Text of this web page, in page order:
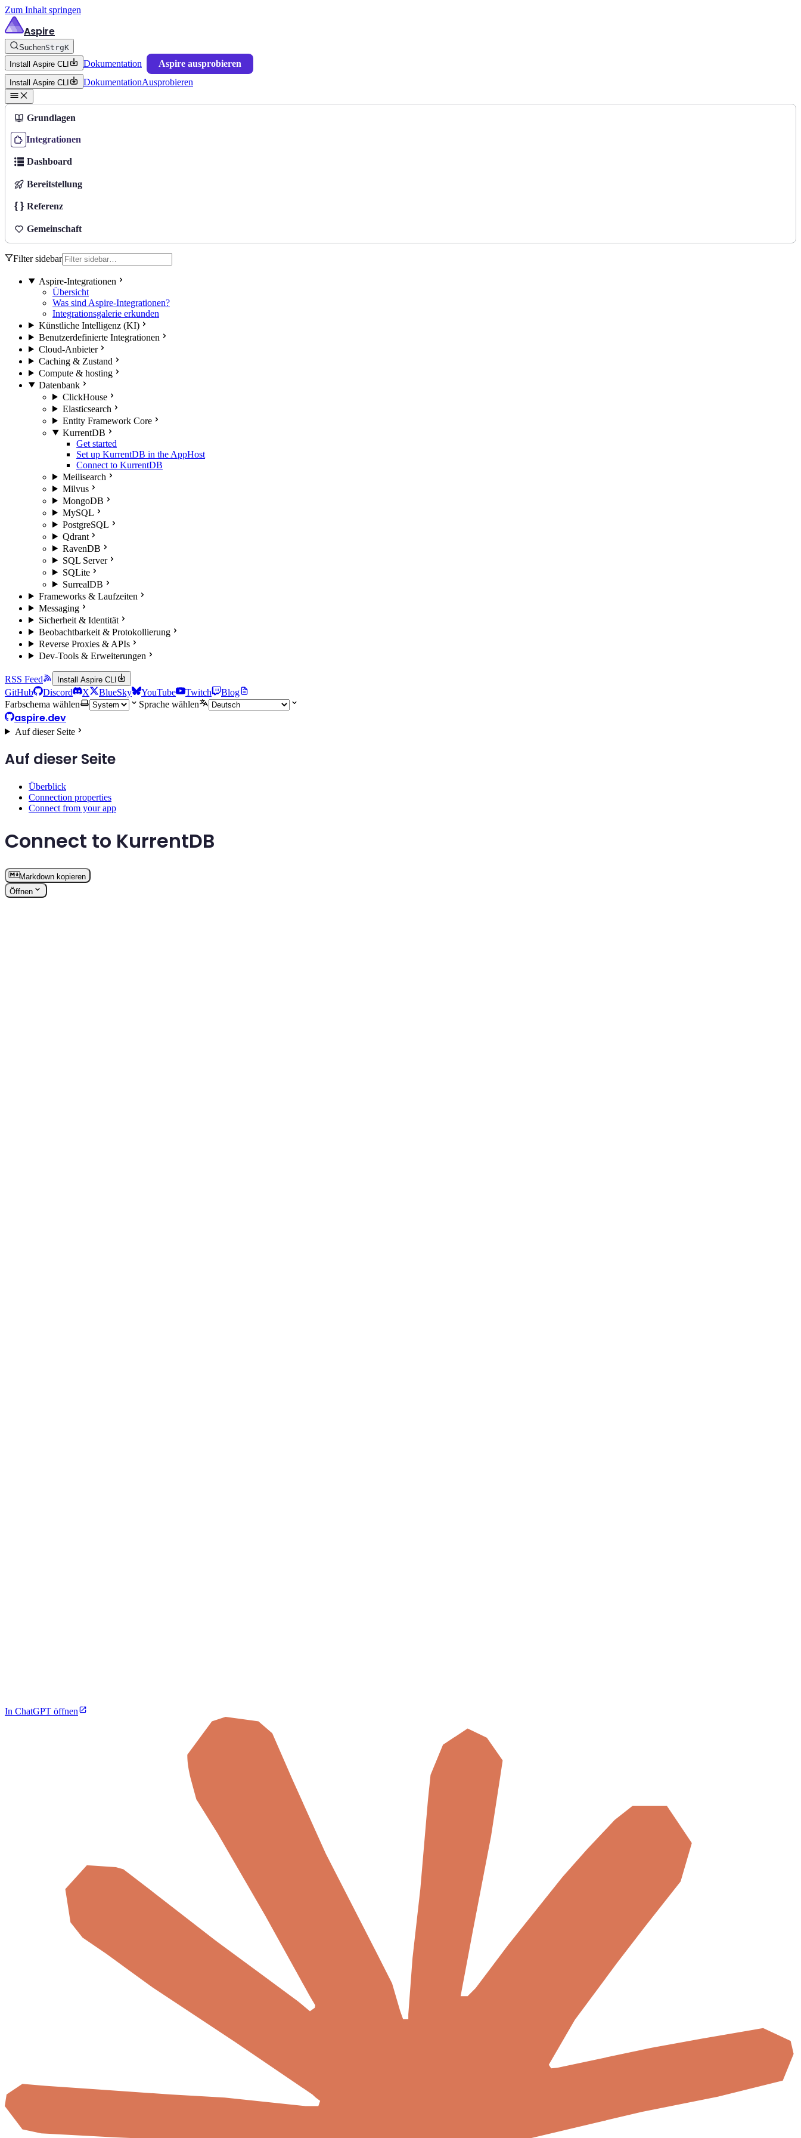
Zum Inhalt springen
Aspire
SuchenStrgK
Install Aspire CLI
Dokumentation Aspire ausprobieren
Install Aspire CLI DokumentationAusprobieren
Grundlagen
Integrationen
Dashboard
Bereitstellung
Referenz
Gemeinschaft
Filter sidebar
Aspire-Integrationen
Übersicht
Was sind Aspire-Integrationen?
Integrationsgalerie erkunden
Künstliche Intelligenz (KI)
Benutzerdefinierte Integrationen
Cloud-Anbieter
Caching & Zustand
Compute & hosting
Datenbank
ClickHouse
Elasticsearch
Entity Framework Core
KurrentDB
Get started
Set up KurrentDB in the AppHost
Connect to KurrentDB
Meilisearch
Milvus
MongoDB
MySQL
PostgreSQL
Qdrant
RavenDB
SQL Server
SQLite
SurrealDB
Frameworks & Laufzeiten
Messaging
Sicherheit & Identität
Beobachtbarkeit & Protokollierung
Reverse Proxies & APIs
Dev-Tools & Erweiterungen
RSS Feed Install Aspire CLI
GitHub Discord X BlueSky YouTube Twitch
Blog
Farbschema wählen
Sprache wählen
aspire.dev
Auf dieser Seite
Auf dieser Seite
Überblick
Connection properties
Connect from your app
Connect to KurrentDB
Markdown kopieren
Öffnen
In ChatGPT öffnen